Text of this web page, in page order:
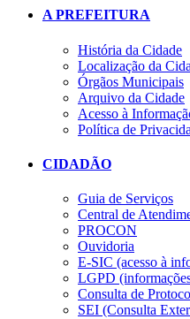
A PREFEITURA
História da Cidade
Localização da
Órgãos Municipais
Arquivo da Cidade
Acesso à
Política de
CIDADÃO
Guia de Serviços
Central de
PROCON
Ouvidoria
E-SIC (acesso à
LGPD
Consulta de
SEI (Consulta